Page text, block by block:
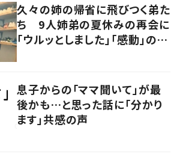
久々の姉の帰省に飛びつく弟た
ち 9人姉弟の夏休みの再会に
「ウルッとしました」「感動」の声
息子からの「ママ聞いて」が最
後かも…と思った話に「分かり
ます」共感の声